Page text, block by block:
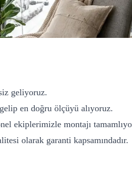
geliyoruz.
en doğru ölçüyü alıyoruz.
ekiplerimizle montajı
olarak garanti kapsamındadır.